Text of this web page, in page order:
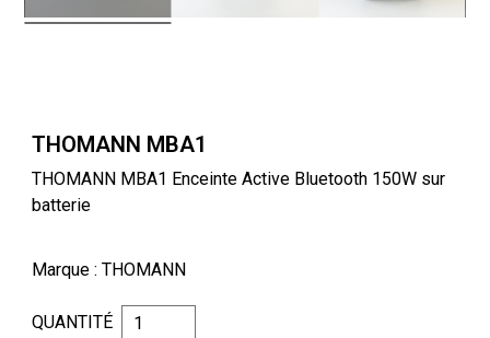
THOMANN MBA1
THOMANN MBA1 Enceinte Active Bluetooth 150W sur
batterie
Marque : THOMANN
QUANTITÉ